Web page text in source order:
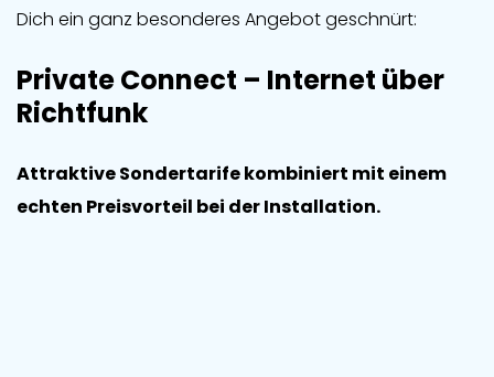
Dich ein ganz besonderes Angebot geschnürt:
Private Connect – Internet über
Richtfunk
Attraktive Sondertarife kombiniert mit einem
echten Preisvorteil bei der Installation.